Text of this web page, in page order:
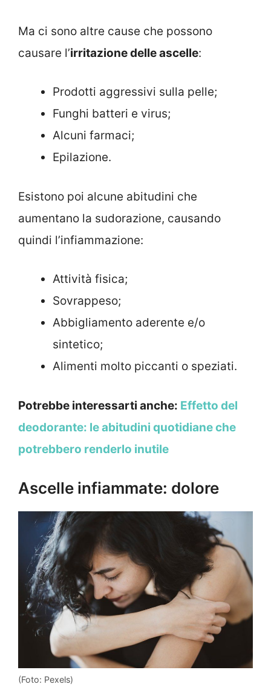
Ma ci sono altre cause che possono
causare l’irritazione delle ascelle:
Prodotti aggressivi sulla pelle;
Funghi batteri e virus;
Alcuni farmaci;
Epilazione.
Esistono poi alcune abitudini che
aumentano la sudorazione, causando
quindi l’infiammazione:
Attività fisica;
Sovrappeso;
Abbigliamento aderente e/o
sintetico;
Alimenti molto piccanti o speziati.
Potrebbe interessarti anche: Effetto del
deodorante: le abitudini quotidiane che
potrebbero renderlo inutile
Ascelle infiammate: dolore
(Foto: Pexels)